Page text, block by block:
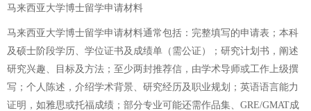
马来西亚大学博士留学申请材料
马来西亚大学博士留学申请材料通常包括：完整填写的申请表；本科
及硕士阶段学历、学位证书及成绩单（需公证）；研究计划书，阐述
研究兴趣、目标及方法；至少两封推荐信，由学术导师或工作上级撰
写；个人陈述，介绍学术背景、研究经历及职业规划；英语语言能力
证明，如雅思或托福成绩；部分专业可能还需作品集、GRE/GMAT成